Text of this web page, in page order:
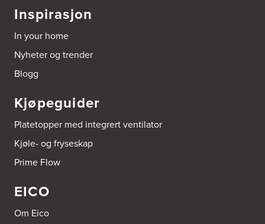
Inspirasjon
In your home
Nyheter og trender
Blogg
Kjøpeguider
Platetopper med integrert ventilator
Kjøle- og fryseskap
Prime Flow
EICO
Om Eico